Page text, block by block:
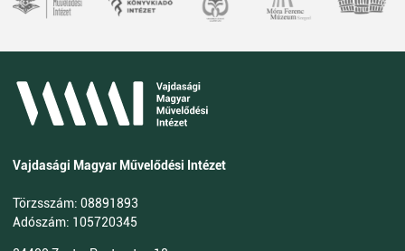
Vajdasági Magyar Művelődési Intézet
Törzsszám: 08891893
Adószám: 105720345